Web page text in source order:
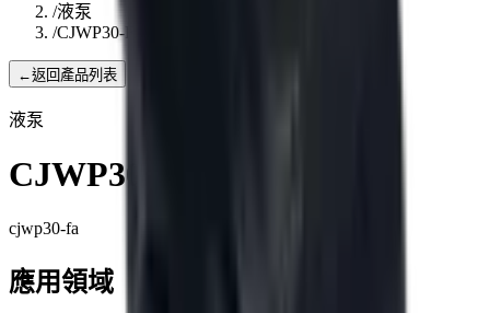
/液泵
/CJWP30-FA
←返回產品列表
液泵
CJWP30-FA
cjwp30-fa
應用領域